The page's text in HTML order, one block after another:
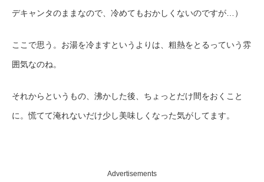
デキャンタのままなので、冷めてもおかしくないのですが…）
ここで思う。お湯を冷ますというよりは、粗熱をとるっていう雰
囲気なのね。
それからというもの、沸かした後、ちょっとだけ間をおくこと
に。慌てて淹れないだけ少し美味しくなった気がしてます。
Advertisements